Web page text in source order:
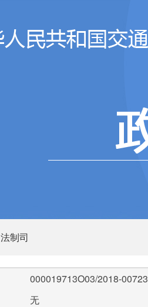
法制司
000019713O03/2018-00723
无